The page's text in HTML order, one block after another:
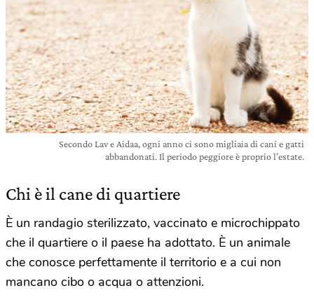
Secondo Lav e Aidaa, ogni anno ci sono migliaia di cani e gatti
abbandonati. Il periodo peggiore è proprio l’estate.
Chi è il cane di quartiere
È un randagio sterilizzato, vaccinato e microchippato
che il quartiere o il paese ha adottato. È un animale
che conosce perfettamente il territorio e a cui non
mancano cibo o acqua o attenzioni.